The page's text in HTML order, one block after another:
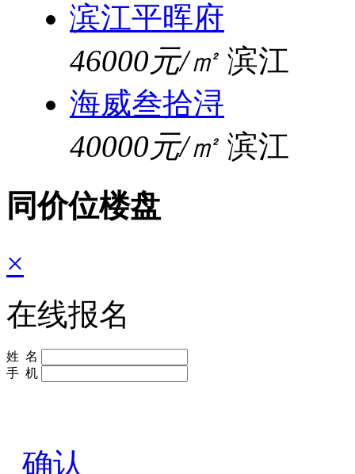
滨江平晖府
46000元/㎡ 滨江
海威叁拾浔
40000元/㎡ 滨江
同价位楼盘
×
在线报名
姓 名
手 机
确认